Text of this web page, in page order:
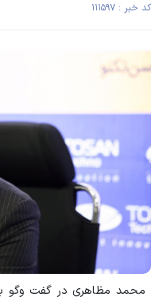
کد خبر : ۱۱۱۵۹۷
محمد مظاهری در گفت وگو